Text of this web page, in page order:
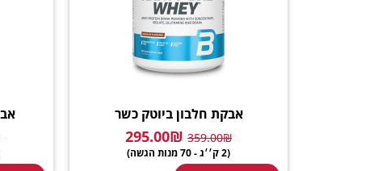
אבקת חלבון ביוטק כשר
359.00₪
295.00₪
(2 ק׳׳ג - 70 מנות הגשה)